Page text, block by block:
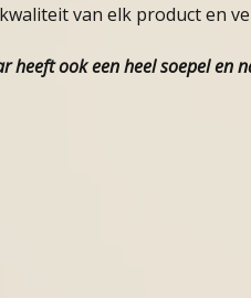
van elk product en
heeft ook een heel soepel